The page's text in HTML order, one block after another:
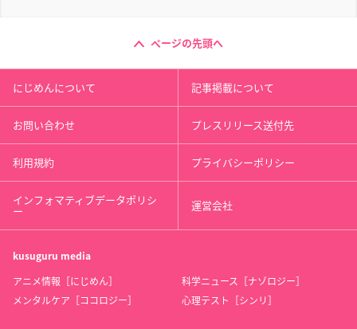
ページの先頭へ
にじめんについて 記事掲載について
お問い合わせ プレスリリース送付先
利用規約 プライバシーポリシー
インフォマティブデータポリシ
ー 運営会社
kusuguru media
アニメ情報［にじめん］
科学ニュース［ナゾロジー］
メンタルケア［ココロジー］
心理テスト［シンリ］